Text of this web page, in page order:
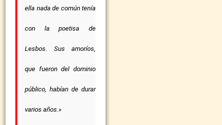
ella nada de común tenía
con la poetisa de
Lesbos. Sus amoríos,
que fueron del dominio
público, habían de durar
varios años.»